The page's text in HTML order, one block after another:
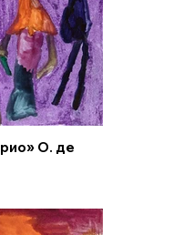
О. де